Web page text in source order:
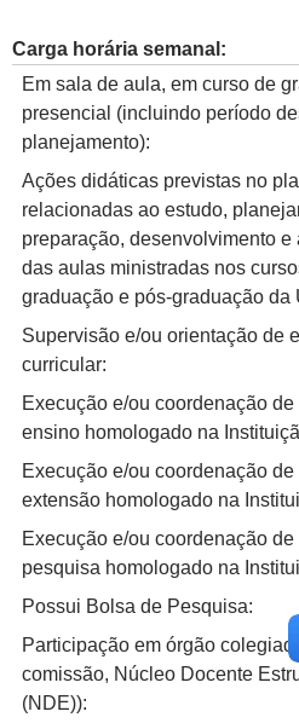
Carga horária semanal:
Em sala de aula, em curso de
presencial (incluindo período
planejamento):
Ações didáticas previstas no
relacionadas ao estudo,
preparação, desenvolvimento e
das aulas ministradas nos
graduação e pós-graduação da
Supervisão e/ou orientação de
curricular:
Execução e/ou coordenação
ensino homologado na
Execução e/ou coordenação
extensão homologado na
Execução e/ou coordenação
pesquisa homologado na
Possui Bolsa de Pesquisa:
Participação em órgão
comissão, Núcleo Docente
(NDE)):